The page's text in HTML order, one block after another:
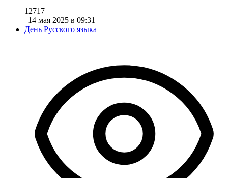
12717
| 14 мая 2025 в 09:31
День Русского языка